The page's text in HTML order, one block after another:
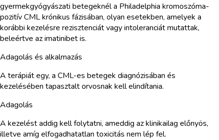
gyermekgyógyászati betegeknél a Philadelphia kromoszóma-
pozitív CML krónikus fázisában, olyan esetekben, amelyek a
korábbi kezelésre rezisztenciát vagy intoleranciát mutattak,
beleértve az imatinibet is.
Adagolás és alkalmazás
A terápiát egy, a CML-es betegek diagnózisában és
kezelésében tapasztalt orvosnak kell elindítania.
Adagolás
A kezelést addig kell folytatni, ameddig az klinikailag előnyös,
illetve amíg elfogadhatatlan toxicitás nem lép fel.